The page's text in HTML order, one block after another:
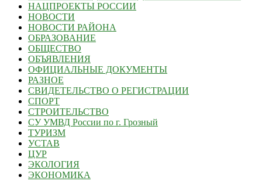
НАЦПРОЕКТЫ РОССИИ
НОВОСТИ
НОВОСТИ РАЙОНА
ОБРАЗОВАНИЕ
ОБЩЕСТВО
ОБЪЯВЛЕНИЯ
ОФИЦИАЛЬНЫЕ ДОКУМЕНТЫ
РАЗНОЕ
СВИДЕТЕЛЬСТВО О РЕГИСТРАЦИИ
СПОРТ
СТРОИТЕЛЬСТВО
СУ УМВД России по г. Грозный
ТУРИЗМ
УСТАВ
ЦУР
ЭКОЛОГИЯ
ЭКОНОМИКА